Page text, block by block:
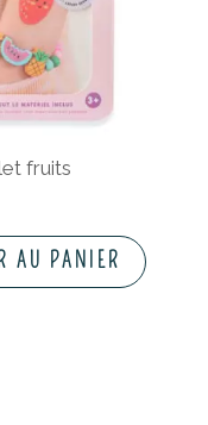
fruits
AU PANIER